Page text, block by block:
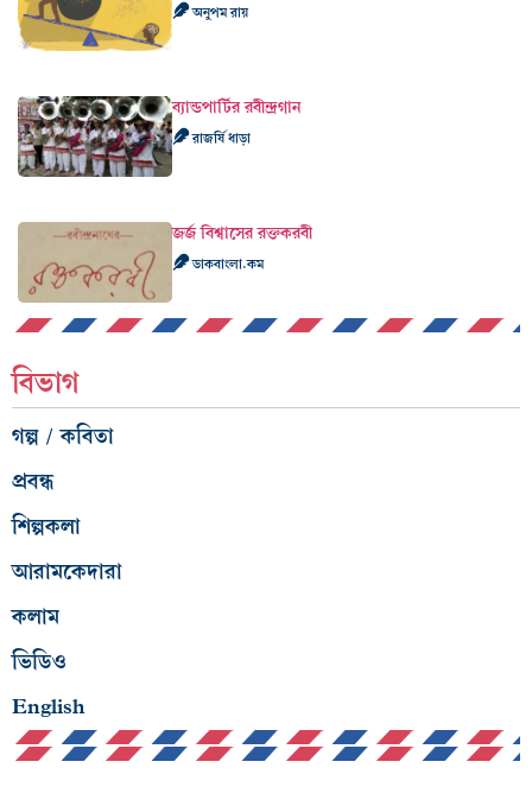
অনুপম রায়
ব্যান্ডপার্টির রবীন্দ্রগান
রাজর্ষি ধাড়া
জর্জ বিশ্বাসের রক্তকরবী
ডাকবাংলা.কম
বিভাগ
গল্প / কবিতা
প্রবন্ধ
শিল্পকলা
আরামকেদারা
কলাম
ভিডিও
English